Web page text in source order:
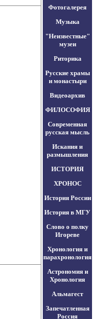
Фотогалерея
Музыка
"Неизвестные"
музеи
Риторика
Русские храмы
и монастыри
Видеоархив
ФИЛОСОФИЯ
Современная
русская мысль
Искания и
размышления
ИСТОРИЯ
ХРОНОС
История России
История в МГУ
Слово о полку
Игореве
Хронология и
парахронология
Астрономия и
Хронология
Альмагест
Запечатленная
Россия